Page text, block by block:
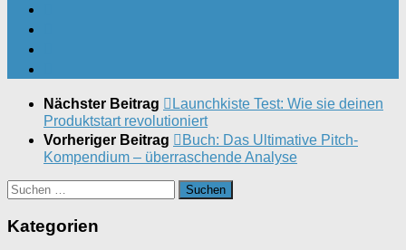
Nächster Beitrag
Launchkiste Test: Wie sie deinen
Produktstart revolutioniert
Vorheriger Beitrag
Buch: Das Ultimative Pitch-
Kompendium – überraschende Analyse
Suchen
nach:
Kategorien